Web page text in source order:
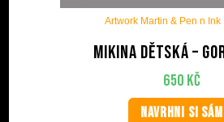
Artwork Martin & Pen n Ink
Mikina dětská –
650 Kč
NAVRHNI SI SÁM